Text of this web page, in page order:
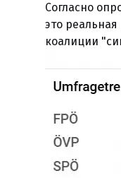
Согласно
это
коалиции